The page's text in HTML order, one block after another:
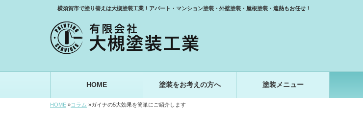
横須賀市で塗り替えは大槻塗装工業！アパート・マンション塗装・外壁塗装・屋根塗装・遮熱もお任せ！
HOME 塗装をお考えの方へ 塗装メニュー
HOME »コラム »ガイナの5大効果を簡単にご紹介します